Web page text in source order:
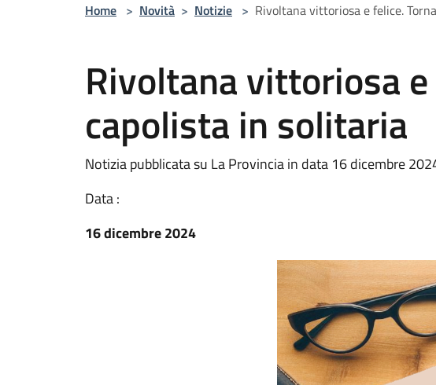
Home > Novità > Notizie > Rivoltana vittoriosa e felice.
Rivoltana vittoriosa
capolista in solitaria
Notizia pubblicata su La Provincia in data 16 dicembre
Data :
16 dicembre 2024